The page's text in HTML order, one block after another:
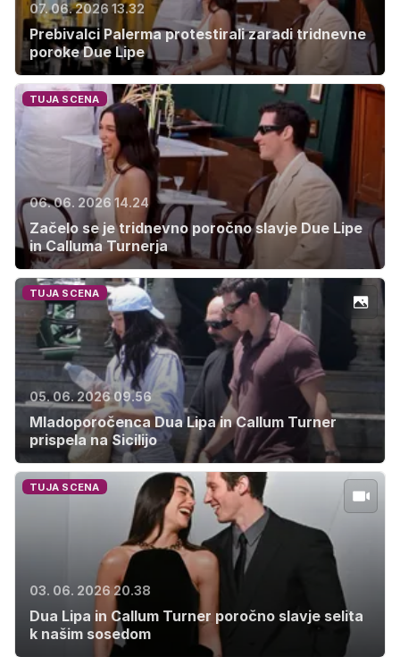
07. 06. 2026 13.32
Prebivalci Palerma protestirali zaradi tridnevne
poroke Due Lipe
TUJA SCENA
06. 06. 2026 14.24
Začelo se je tridnevno poročno slavje Due Lipe
in Calluma Turnerja
TUJA SCENA
05. 06. 2026 09.56
Mladoporočenca Dua Lipa in Callum Turner
prispela na Sicilijo
TUJA SCENA
03. 06. 2026 20.38
Dua Lipa in Callum Turner poročno slavje selita
k našim sosedom